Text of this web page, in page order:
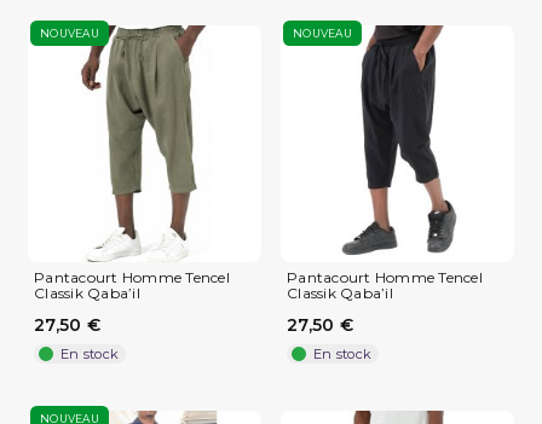
NOUVEAU
Pantacourt Homme Tencel
Classik Qaba’il
27,50 €
En stock
NOUVEAU
Pantacourt Homme Tencel
Classik Qaba’il
27,50 €
En stock
NOUVEAU